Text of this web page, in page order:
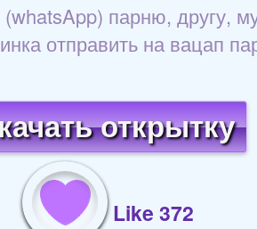
парню, другу,
отправить на вацап
открытку
Like 372